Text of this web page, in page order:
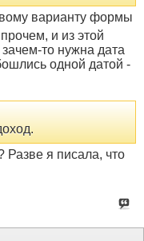
варианту формы
и из этой
то нужна дата
одной датой -
Разве я писала, что